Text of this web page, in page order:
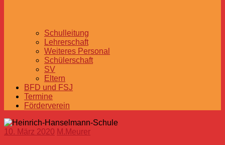
Schulleitung
Lehrerschaft
Weiteres Personal
Schülerschaft
SV
Eltern
BFD und FSJ
Termine
Förderverein
10. März 2020 M.Meurer